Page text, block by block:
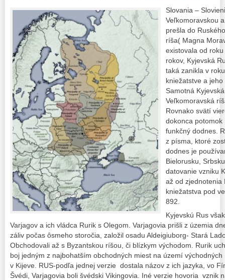
Slovania –
Veľkomoravskou
prešla do
ríša( Magna
existovala od
rokov, Kyjevská
taká zanikla v
kniežatstve a
Samotná
Veľkomoravská
Rovnako svätí
dokonca
funkčný dodnes.
z písma, ktoré
dodnes je
Bielorusku,
datovanie vzniku
až od zjednotenia
kniežatstva pod
892.
Kyjevskú Rus
Varjagov a ich vládca Rurik s Olegom. Varjagovia prišli z územia
záliv počas ôsmeho storočia, založil osadu Aldeigiuborg- Stará
Obchodovali až s Byzantskou ríšou, či blízkym východom. Rurik
boj jedným z najbohatším obchodných miest na území východných
v Kijeve. RUS-podľa jednej verzie dostala názov z ich jazyka, vo
Švédi, Varjagovia boli švédski Vikingovia. Iné verzie hovoria vznik